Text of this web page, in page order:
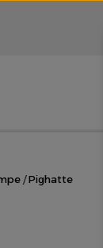
Chili
&
Pighatte